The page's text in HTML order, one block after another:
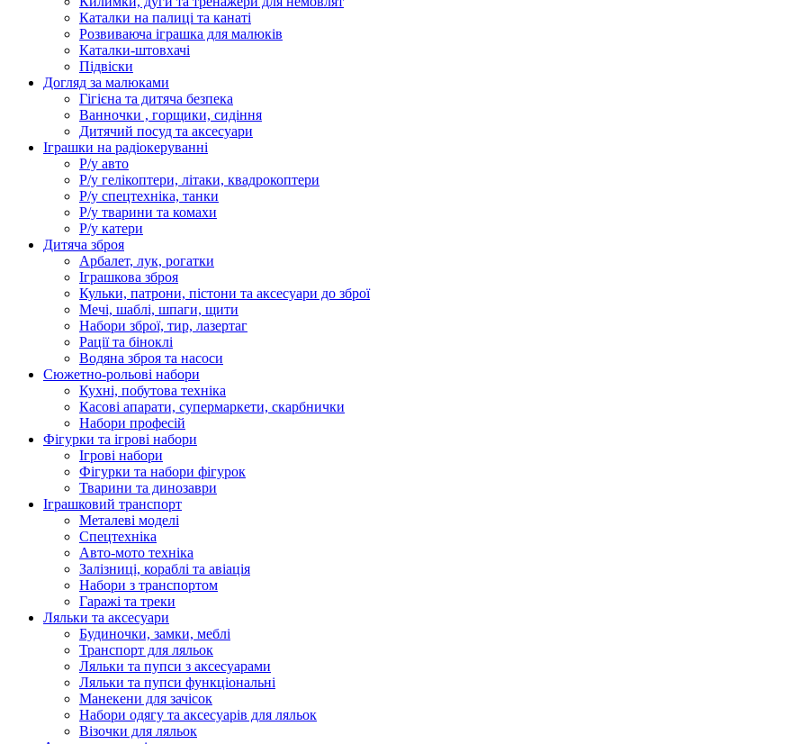
Каталки на палиці та канаті
Розвиваюча іграшка для малюків
Каталки-штовхачі
Підвіски
Догляд за малюками
Гігієна та дитяча безпека
Ванночки , горщики, сидіння
Дитячий посуд та аксесуари
Іграшки на радіокеруванні
Р/у авто
Р/у гелікоптери, літаки, квадрокоптери
Р/у спецтехніка, танки
Р/у тварини та комахи
Р/у катери
Дитяча зброя
Арбалет, лук, рогатки
Іграшкова зброя
Кульки, патрони, пістони та аксесуари до зброї
Мечі, шаблі, шпаги, щити
Набори зброї, тир, лазертаг
Рації та біноклі
Водяна зброя та насоси
Сюжетно-рольові набори
Кухні, побутова техніка
Касові апарати, супермаркети, скарбнички
Набори професій
Фігурки та ігрові набори
Ігрові набори
Фігурки та набори фігурок
Тварини та динозаври
Іграшковий транспорт
Металеві моделі
Спецтехніка
Авто-мото техніка
Залізниці, кораблі та авіація
Набори з транспортом
Гаражі та треки
Ляльки та аксесуари
Будиночки, замки, меблі
Транспорт для ляльок
Ляльки та пупси з аксесуарами
Ляльки та пупси функціональні
Манекени для зачісок
Набори одягу та аксесуарів для ляльок
Візочки для ляльок